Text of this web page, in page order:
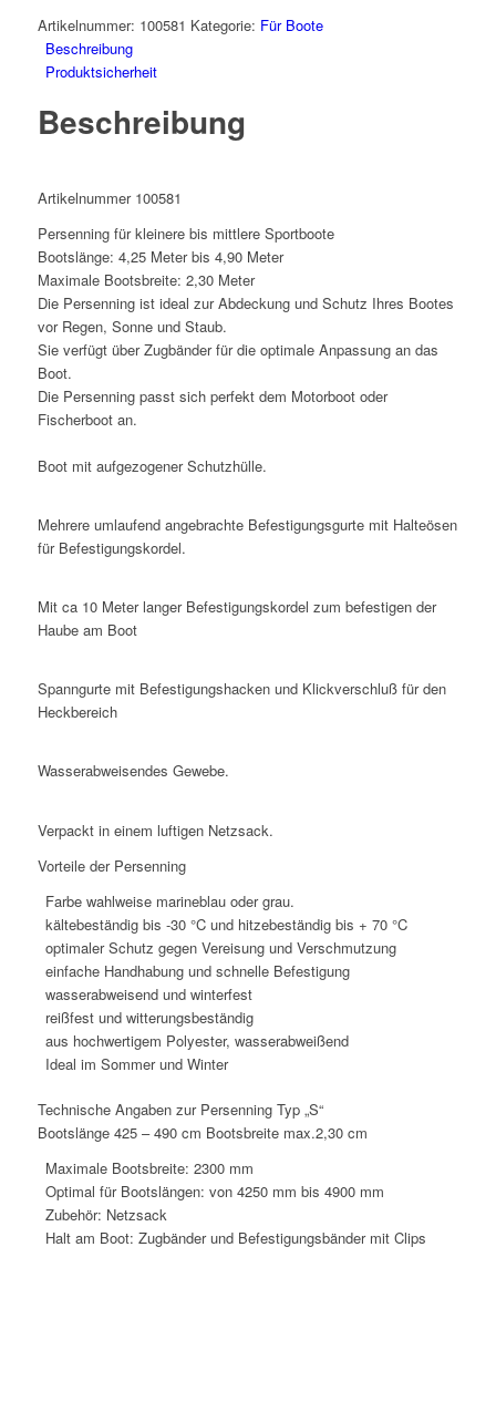
Meter
Schutzplane
Schutzhaube
für
Boot
Artikelnummer: 100581 Kategorie: Für Boote
Beschreibung
Produktsicherheit
Beschreibung
Artikelnummer 100581
Persenning für kleinere bis mittlere Sportboote
Bootslänge: 4,25 Meter bis 4,90 Meter
Maximale Bootsbreite: 2,30 Meter
Die Persenning ist ideal zur Abdeckung und Schutz Ihres Bootes
vor Regen, Sonne und Staub.
Sie verfügt über Zugbänder für die optimale Anpassung an das
Boot.
Die Persenning passt sich perfekt dem Motorboot oder
Fischerboot an.
Boot mit aufgezogener Schutzhülle.
Mehrere umlaufend angebrachte Befestigungsgurte mit Halteösen
für Befestigungskordel.
Mit ca 10 Meter langer Befestigungskordel zum befestigen der
Haube am Boot
Spanngurte mit Befestigungshacken und Klickverschluß für den
Heckbereich
Wasserabweisendes Gewebe.
Verpackt in einem luftigen Netzsack.
Vorteile der Persenning
Farbe wahlweise marineblau oder grau.
kältebeständig bis -30 °C und hitzebeständig bis + 70 °C
optimaler Schutz gegen Vereisung und Verschmutzung
einfache Handhabung und schnelle Befestigung
wasserabweisend und winterfest
reißfest und witterungsbeständig
aus hochwertigem Polyester, wasserabweißend
Ideal im Sommer und Winter
Technische Angaben zur Persenning Typ „S“
Bootslänge 425 – 490 cm Bootsbreite max.2,30 cm
Maximale Bootsbreite: 2300 mm
Optimal für Bootslängen: von 4250 mm bis 4900 mm
Zubehör: Netzsack
Halt am Boot: Zugbänder und Befestigungsbänder mit Clips